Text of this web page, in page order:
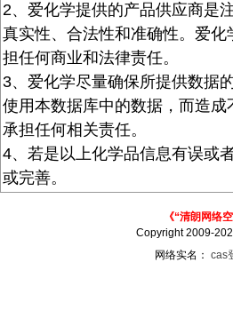
2、爱化学提供的产品供应商是
真实性、合法性和准确性。爱
担任何商业和法律责任。
3、爱化学尽量确保所提供数据
使用本数据库中的数据，而造
承担任何相关责任。
4、若是以上化学品信息有误或
或完善。
《“清朗网络
Copyright 2009-
网络实名： cas